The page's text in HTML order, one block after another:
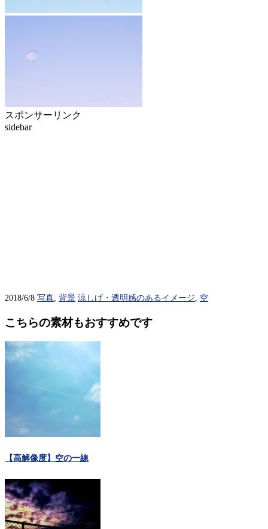
スポンサーリンク
sidebar
2018/6/8 写真 背景 涼しげ・透明感のあるイメージ 空
こちらの素材もおすすめです
【高解像度】空の一線